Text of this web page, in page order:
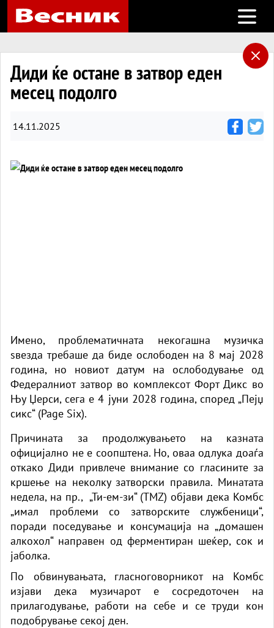
Open
Диди ќе остане в затвор еден
месец подолго
14.11.2025
Имено, проблематичната некогашна музичка
ѕвезда требаше да биде ослободен на 8 мај 2028
година, но новиот датум на ослободување од
Федералниот затвор во комплексот Форт Дикс во
Њу Џерси, сега е 4 јуни 2028 година, според „Пејџ
сикс“ (Page Six).
Причината за продолжувањето на казната
официјално не е соопштена. Но, оваа одлука доаѓа
откако Диди привлече внимание со гласините за
кршење на неколку затворски правила. Минатата
недела, на пр., „Ти-ем-зи“ (TMZ) објави дека Комбс
„имал проблеми со затворските службеници“,
поради поседување и консумација на „домашен
алкохол“ направен од ферментиран шеќер, сок и
јаболка.
По обвинувањата, гласноговорникот на Комбс
изјави дека музичарот е сосредоточен на
прилагодување, работи на себе и се труди кон
подобрување секој ден.